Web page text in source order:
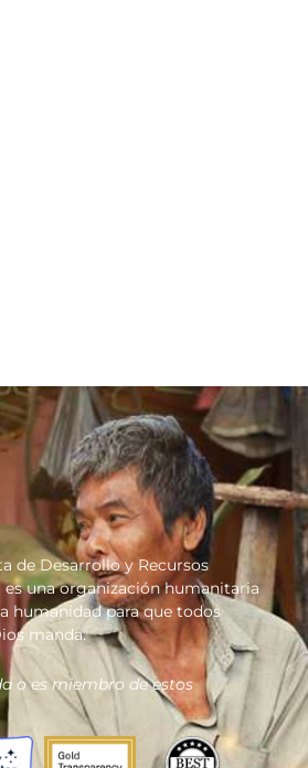
de Desarrollo y Recursos
es una organización humanitaria
humanidad para que todos
manda.
o es miembro de estos